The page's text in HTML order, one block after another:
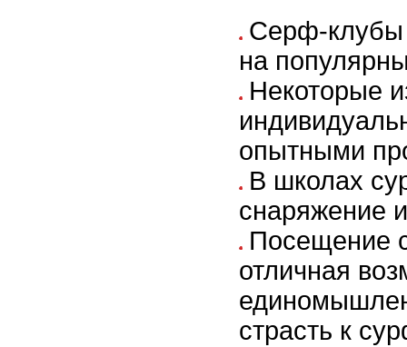
Серф-клубы
на
Некоторые
опытными
В школах
снаряжение
Посещение
отличная
страсть к